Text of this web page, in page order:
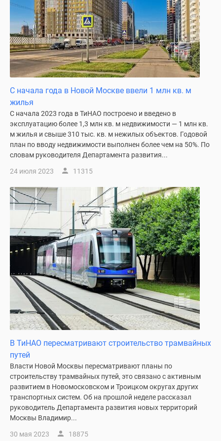
С начала года в Новой Москве ввели 1 млн кв. м
жилья
С начала 2023 года в ТиНАО построено и введено в
эксплуатацию более 1,3 млн кв. м недвижимости — 1 млн кв.
м жилья и свыше 310 тыс. кв. м нежилых объектов. Годовой
план по вводу недвижимости выполнен более чем на 50%. По
словам руководителя Департамента развития...
24 июля 2023 11315
В ТиНАО пересматривают строительство трамвайных
путей
Власти Новой Москвы пересматривают планы по
строительству трамвайных путей, это связано с активным
развитием в Новомосковском и Троицком округах других
транспортных систем. Об на прошлой неделе рассказал
руководитель Департамента развития новых территорий
Москвы Владимир...
30 мая 2023 18875